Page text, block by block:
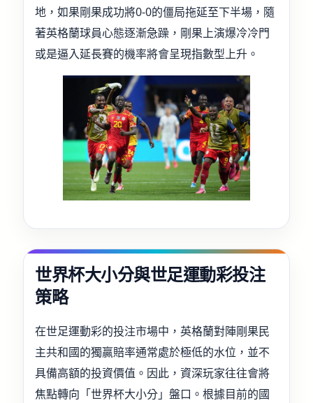
地，如果剛果成功將0-0的僵局拖延至下半場，隨
著英格蘭球員心態逐漸急躁，剛果上演爆冷冷門
或是逼入延長賽的機率將會呈現指數型上升。
世界杯大小分與世足運動彩投注
策略
在世足運動彩的投注市場中，英格蘭對陣剛果民
主共和國的獨贏賠率通常處於極低的水位，並不
具備高額的投資價值。因此，資深玩家往往會將
焦點轉向「世界杯大小分」盤口。根據目前的國